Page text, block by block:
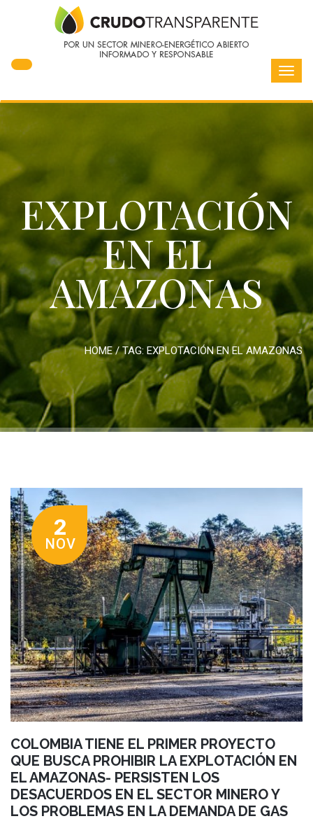
EXPLOTACIÓN
EN EL
AMAZONAS
HOME/ TAG: EXPLOTACIÓN EN EL AMAZONAS
2
NOV
COLOMBIA TIENE EL PRIMER PROYECTO
QUE BUSCA PROHIBIR LA EXPLOTACIÓN EN
EL AMAZONAS- PERSISTEN LOS
DESACUERDOS EN EL SECTOR MINERO Y
LOS PROBLEMAS EN LA DEMANDA DE GAS